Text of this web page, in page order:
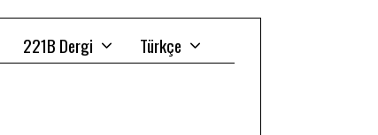
221B Dergi Türkçe